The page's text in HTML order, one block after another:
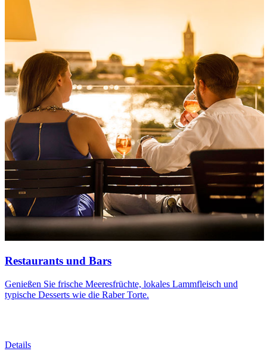
Restaurants und Bars
Genießen Sie frische Meeresfrüchte, lokales Lammfleisch und
typische Desserts wie die Raber Torte.
Details